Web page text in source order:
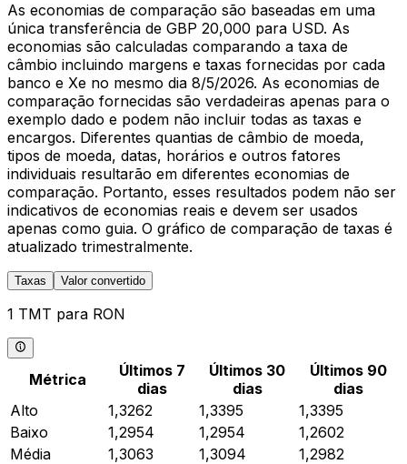
As economias de comparação são baseadas em uma
única transferência de GBP 20,000 para USD. As
economias são calculadas comparando a taxa de
câmbio incluindo margens e taxas fornecidas por cada
banco e Xe no mesmo dia 8/5/2026. As economias de
comparação fornecidas são verdadeiras apenas para o
exemplo dado e podem não incluir todas as taxas e
encargos. Diferentes quantias de câmbio de moeda,
tipos de moeda, datas, horários e outros fatores
individuais resultarão em diferentes economias de
comparação. Portanto, esses resultados podem não ser
indicativos de economias reais e devem ser usados
apenas como guia. O gráfico de comparação de taxas é
atualizado trimestralmente.
Taxas Valor convertido
1 TMT para RON
Métrica
Últimos 7
dias
Últimos 30
dias
Últimos 90
dias
Alto
1,3262 1,3395
1,3395
Baixo
1,2954 1,2954
1,2602
Média
1,3063 1,3094
1,2982